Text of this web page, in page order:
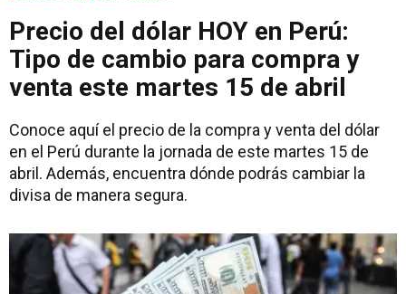
Precio del dólar HOY en Perú:
Tipo de cambio para compra y
venta este martes 15 de abril
Conoce aquí el precio de la compra y venta del dólar
en el Perú durante la jornada de este martes 15 de
abril. Además, encuentra dónde podrás cambiar la
divisa de manera segura.